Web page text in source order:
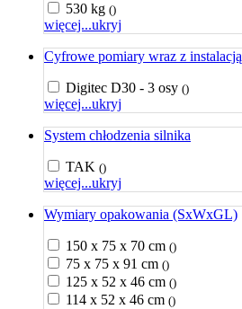
530 kg ()
więcej...ukryj
Cyfrowe pomiary wraz z instalacją
Digitec D30 - 3 osy ()
więcej...ukryj
System chłodzenia silnika
TAK ()
więcej...ukryj
Wymiary opakowania (SxWxGL)
150 x 75 x 70 cm ()
75 x 75 x 91 cm ()
125 x 52 x 46 cm ()
114 x 52 x 46 cm ()